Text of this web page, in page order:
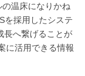
温床になりかね
を採用したシステ
長へ繋げることが
に活用できる情報